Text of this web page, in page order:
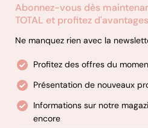
grâce à notre sélection de cires
d'épilation à la cire et de
Abonnez-vous dès
TOTAL et profitez
Ne manquez rien avec la
Profitez des offres du
Présentation de nouveaux
Informations sur notre
encore